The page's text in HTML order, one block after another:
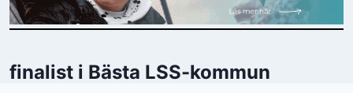
finalist i Bästa LSS-kommun